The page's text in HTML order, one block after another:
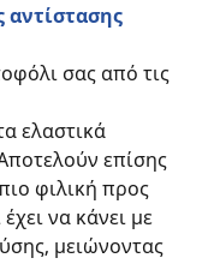
αντίστασης
σας από τις
ελαστικά
επίσης
φιλική προς
να κάνει με
μειώνοντας